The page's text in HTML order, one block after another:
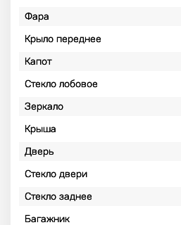
Фара
Крыло переднее
Капот
Стекло лобовое
Зеркало
Крыша
Дверь
Стекло двери
Стекло заднее
Багажник